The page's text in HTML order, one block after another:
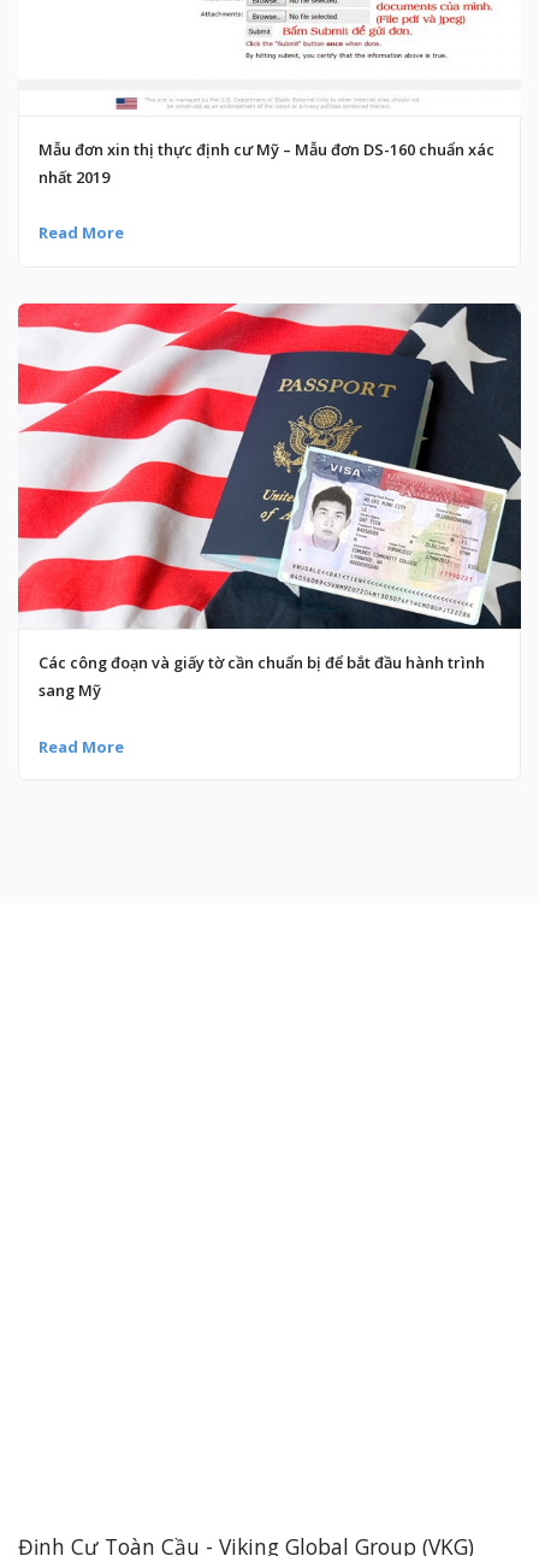
Mẫu đơn xin thị thực định cư Mỹ – Mẫu đơn DS-160 chuẩn xác
nhất 2019
Read More
Các công đoạn và giấy tờ cần chuẩn bị để bắt đầu hành trình
sang Mỹ
Read More
Định Cư Toàn Cầu - Viking Global Group (VKG)